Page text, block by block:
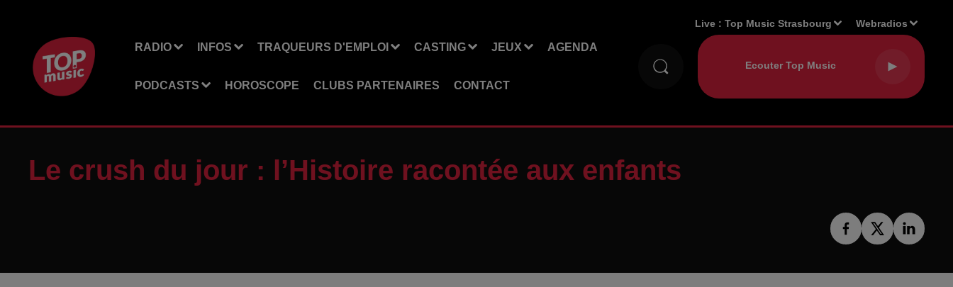
RADIO INFOS TRAQUEURS D'EMPLOI CASTING JEUX AGENDA
PODCASTS HOROSCOPE CLUBS PARTENAIRES CONTACT
Live :Top Music Strasbourg Webradios
Le crush du jour : l’Histoire racontée aux enfants